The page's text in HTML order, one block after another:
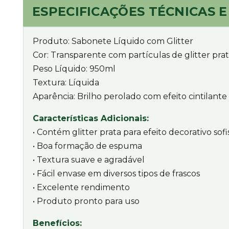
ESPECIFICAÇÕES TÉCNICAS
Produto: Sabonete Líquido com Glitter
Cor: Transparente com partículas de glitter
Peso Líquido: 950ml
Textura: Líquida
Aparência: Brilho perolado com efeito cintilante
Características Adicionais:
• Contém glitter prata para efeito decorativo
• Boa formação de espuma
• Textura suave e agradável
• Fácil envase em diversos tipos de frascos
• Excelente rendimento
• Produto pronto para uso
Benefícios: